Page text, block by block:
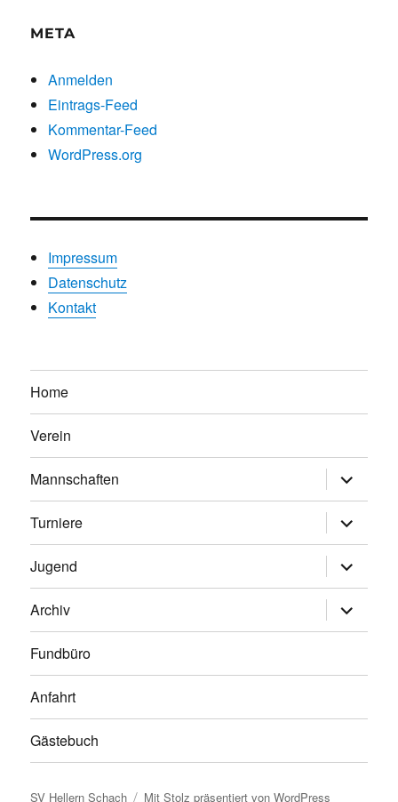
META
Anmelden
Eintrags-Feed
Kommentar-Feed
WordPress.org
Impressum
Datenschutz
Kontakt
Home
Verein
Mannschaften
anzeigen
Turniere
anzeigen
Jugend
anzeigen
Archiv
anzeigen
Fundbüro
Anfahrt
Gästebuch
SV Hellern Schach Mit Stolz präsentiert von WordPress